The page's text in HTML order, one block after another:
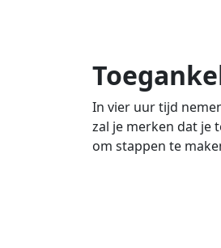
In vier uur tijd
zal je merken dat je
om stappen te